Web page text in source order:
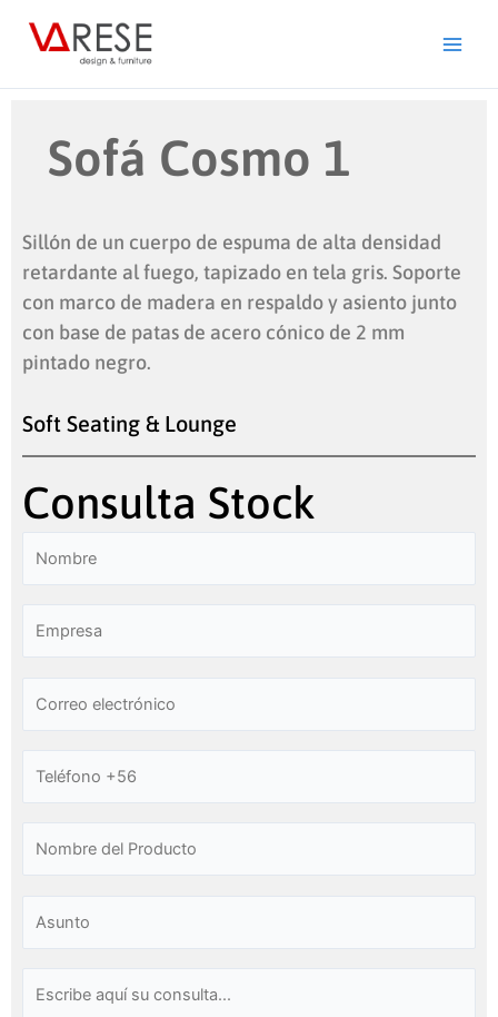
Sofá Cosmo 1
Sillón de un cuerpo de espuma de alta densidad
retardante al fuego, tapizado en tela gris. Soporte
con marco de madera en respaldo y asiento junto
con base de patas de acero cónico de 2 mm
pintado negro.
Soft Seating & Lounge
Consulta Stock